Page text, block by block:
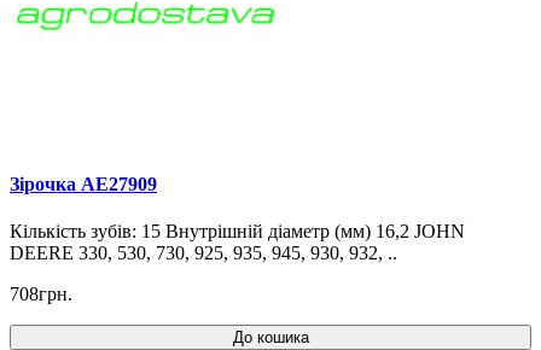
Зірочка AE27909
Кількість зубів: 15 Внутрішній діаметр (мм) 16,2 JOHN
DEERE 330, 530, 730, 925, 935, 945, 930, 932, ..
708грн.
До кошика